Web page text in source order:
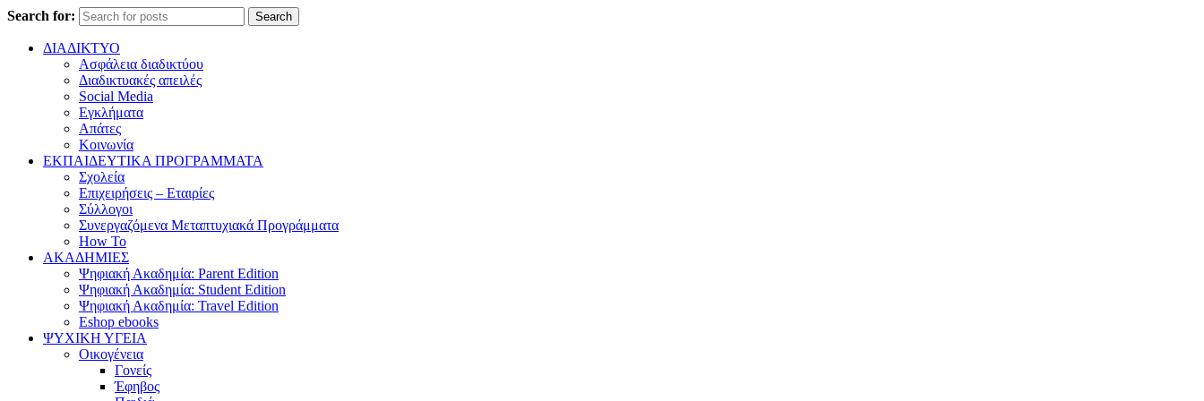
Search for: Search
ΔΙΑΔΙΚΤΥΟ
Ασφάλεια διαδικτύου
Διαδικτυακές απειλές
Social Media
Εγκλήματα
Απάτες
Κοινωνία
ΕΚΠΑΙΔΕΥΤΙΚΑ ΠΡΟΓΡΑΜΜΑΤΑ
Σχολεία
Επιχειρήσεις – Εταιρίες
Σύλλογοι
Συνεργαζόμενα Μεταπτυχιακά Προγράμματα
How To
ΑΚΑΔΗΜΙΕΣ
Ψηφιακή Ακαδημία: Parent Edition
Ψηφιακή Ακαδημία: Student Edition
Ψηφιακή Ακαδημία: Travel Edition
Eshop ebooks
ΨΥΧΙΚΗ ΥΓΕΙΑ
Οικογένεια
Γονείς
Έφηβος